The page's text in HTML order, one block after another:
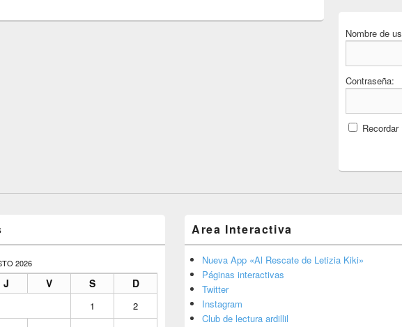
Nombre de
Contraseña:
2026
J V S D
1
2
Area Interactiva
Nueva App «Al Rescate de Letizia Kiki»
Páginas interactivas
Twitter
Instagram
Club de lectura ardillil